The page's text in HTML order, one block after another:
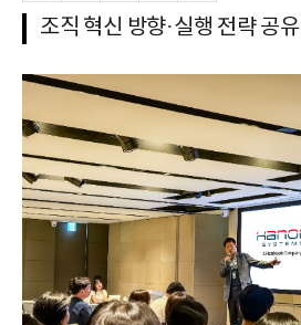
조직 혁신 방향·실행 전략 공유